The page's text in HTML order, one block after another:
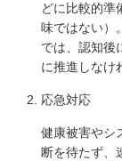
どに比較的準
味ではない）
では、認知後
に推進しなけ
応急対応
健康被害やシ
断を待たず、